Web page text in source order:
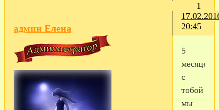
1
20:45
админ Елена
5
месяцев
с
тобой
мы